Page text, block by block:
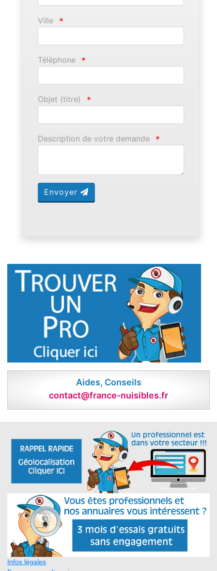
Ville *
Téléphone *
Objet (titre) *
Description de votre demande *
Envoyer
Aides, Conseils
contact@france-nuisibles.fr
Infos légales